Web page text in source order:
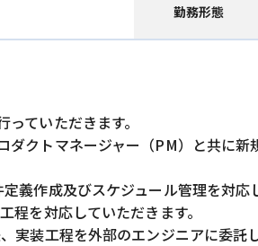
勤務形態
ていただきます。
クトマネージャー（PM）と共に
義作成及びスケジュール管理を対応
を対応していただきます。
装工程を外部のエンジニアに委託